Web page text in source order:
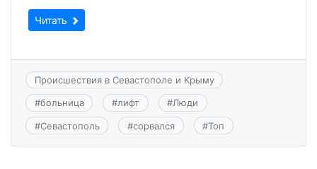
Читать
Происшествия в Севастополе и Крыму
#больница #лифт #Люди
#Севастополь #сорвался #Топ